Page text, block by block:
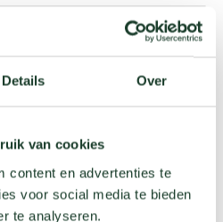
Details Over
van cookies
content en advertenties te
voor social media te bieden
te analyseren.
Open
gallery